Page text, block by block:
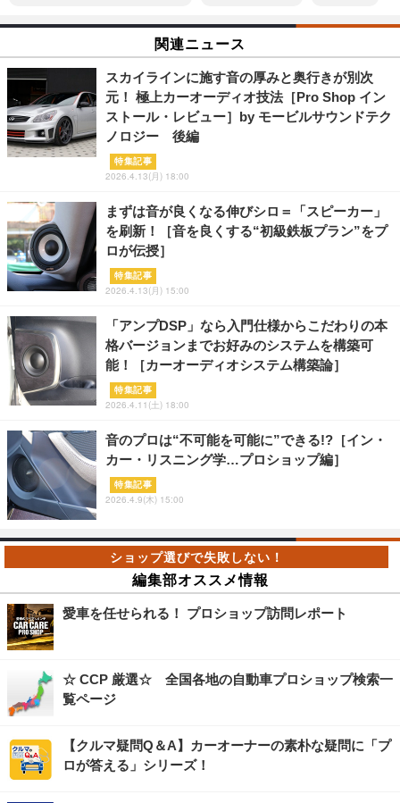
関連ニュース
スカイラインに施す音の厚みと奥行きが別次
元！ 極上カーオーディオ技法［Pro Shop イン
ストール・レビュー］by モービルサウンドテク
ノロジー 後編
特集記事
2026.4.13(月) 18:00
まずは音が良くなる伸びシロ＝「スピーカー」
を刷新！［音を良くする“初級鉄板プラン”をプ
ロが伝授］
特集記事
2026.4.13(月) 15:00
「アンプDSP」なら入門仕様からこだわりの本
格バージョンまでお好みのシステムを構築可
能！［カーオーディオシステム構築論］
特集記事
2026.4.11(土) 18:00
音のプロは“不可能を可能に”できる!?［イン・
カー・リスニング学…プロショップ編］
特集記事
2026.4.9(木) 15:00
編集部オススメ情報
愛車を任せられる！ プロショップ訪問レポート
☆ CCP 厳選☆ 全国各地の自動車プロショップ検索一
覧ページ
【クルマ疑問Q＆A】カーオーナーの素朴な疑問に「プ
ロが答える」シリーズ！